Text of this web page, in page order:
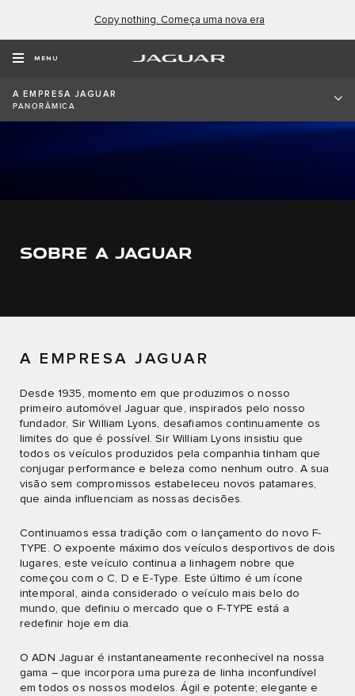
Copy nothing. Começa uma nova era
MENU
A EMPRESA JAGUAR
PANORÂMICA
SOBRE A JAGUAR
A EMPRESA JAGUAR
Desde 1935, momento em que produzimos o nosso
primeiro automóvel Jaguar que, inspirados pelo nosso
fundador, Sir William Lyons, desafiamos continuamente os
limites do que é possível. Sir William Lyons insistiu que
todos os veículos produzidos pela companhia tinham que
conjugar performance e beleza como nenhum outro. A sua
visão sem compromissos estabeleceu novos patamares,
que ainda influenciam as nossas decisões.
Continuamos essa tradição com o lançamento do novo F-
TYPE. O expoente máximo dos veículos desportivos de dois
lugares, este veículo continua a linhagem nobre que
começou com o C, D e E-Type. Este último é um ícone
intemporal, ainda considerado o veículo mais belo do
mundo, que definiu o mercado que o F-TYPE está a
redefinir hoje em dia.
O ADN Jaguar é instantaneamente reconhecível na nossa
gama – que incorpora uma pureza de linha inconfundível
em todos os nossos modelos. Ágil e potente; elegante e